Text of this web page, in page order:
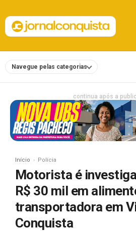
Navegue pelas categorias
continua após a
Início Polícia
Motorista é
R$ 30 mil em
transportadora em
Conquista